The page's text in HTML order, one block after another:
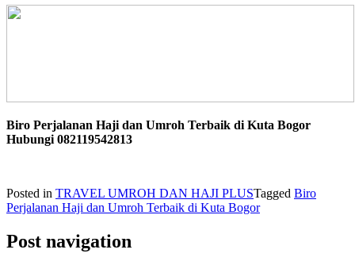
Biro Perjalanan Haji dan Umroh Terbaik di Kuta Bogor
Hubungi 082119542813
Posted in TRAVEL UMROH DAN HAJI PLUSTagged Biro
Perjalanan Haji dan Umroh Terbaik di Kuta Bogor
Post navigation